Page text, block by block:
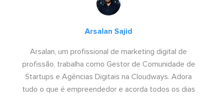
Arsalan Sajid
Arsalan, um profissional de marketing digital de
profissão, trabalha como Gestor de Comunidade de
Startups e Agências Digitais na Cloudways. Adora
tudo o que é empreendedor e acorda todos os dias